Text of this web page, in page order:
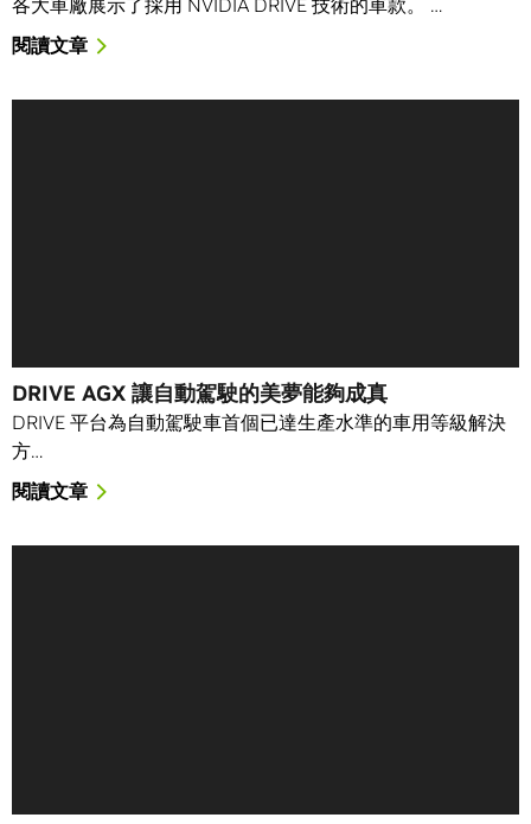
閱讀文章
DRIVE AGX 讓自動駕駛的美夢能夠成真
DRIVE 平台為自動駕駛車首個已達生產水準的車用等級解決
方…
閱讀文章